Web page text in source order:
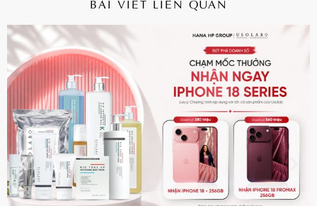
CHI TIẾT